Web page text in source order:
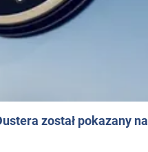
został pokazany na